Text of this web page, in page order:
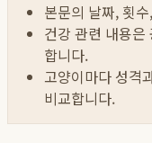
본문의 날짜, 횟
건강 관련 내용은
합니다.
고양이마다 성격
비교합니다.